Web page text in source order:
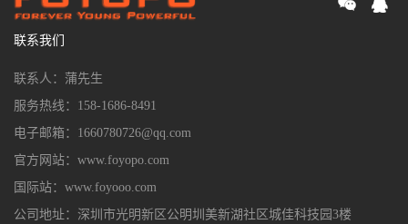
联系我们
联系人：蒲先生
服务热线：158-1686-8491
电子邮箱：1660780726@qq.com
官方网站：www.foyopo.com
国际站：www.foyooo.com
公司地址：深圳市光明新区公明圳美新湖社区城佳科技园3楼